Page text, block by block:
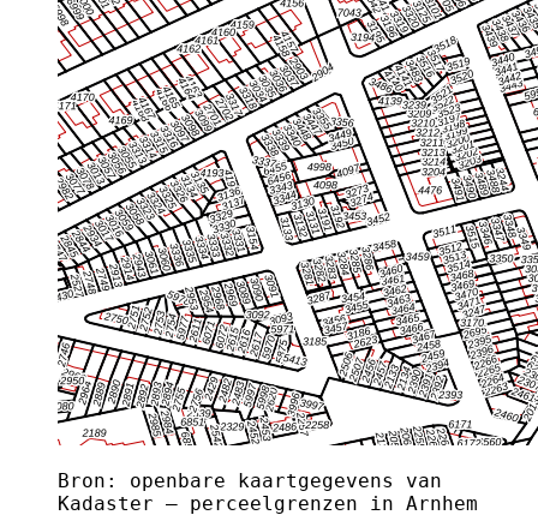
Bron: openbare kaartgegevens van
Kadaster — perceelgrenzen in Arnhem